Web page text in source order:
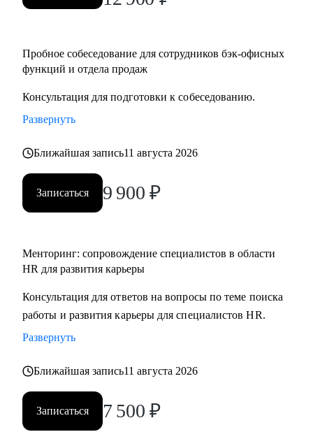
Пробное собеседование для сотрудников бэк-офисных
функций и отдела продаж
Консультация для подготовки к собеседованию.
Развернуть
Ближайшая запись11 августа 2026
Записаться 9 900 ₽
Менторинг: сопровождение специалистов в области
HR для развития карьеры
Консультация для ответов на вопросы по теме поиска
работы и развития карьеры для специалистов HR.
Развернуть
Ближайшая запись11 августа 2026
Записаться 7 500 ₽